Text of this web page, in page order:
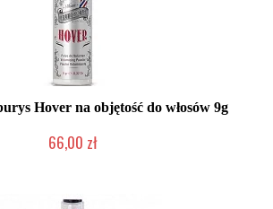
Hover na objętość do włosów 9g
66,00 zł